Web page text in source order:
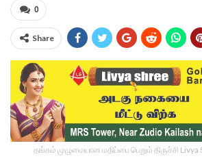
0
Share
தங்கம் முழுமையான மதிப்பை பெறும் திருச்சி